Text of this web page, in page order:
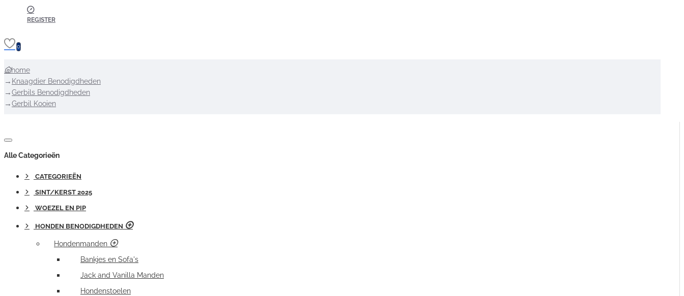
REGISTER
0
home
Knaagdier Benodigdheden
Gerbils Benodigdheden
Gerbil Kooien
Alle Categorieën
CATEGORIEËN
SINT/KERST 2025
WOEZEL EN PIP
HONDEN BENODIGDHEDEN
Hondenmanden
Bankjes en Sofa's
Jack and Vanilla Manden
Hondenstoelen